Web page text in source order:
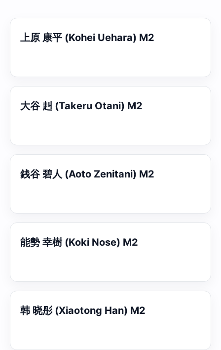
上原 康平 (Kohei Uehara) M2
大谷 赳 (Takeru Otani) M2
銭谷 碧人 (Aoto Zenitani) M2
能勢 幸樹 (Koki Nose) M2
韩 晓彤 (Xiaotong Han) M2